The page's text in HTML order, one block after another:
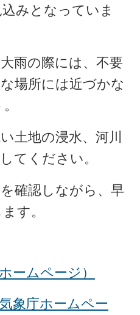
みとなっていま
雨の際には、不要
場所には近づかな
土地の浸水、河川
てください。
確認しながら、早
す。
ームページ）
象庁ホームペー